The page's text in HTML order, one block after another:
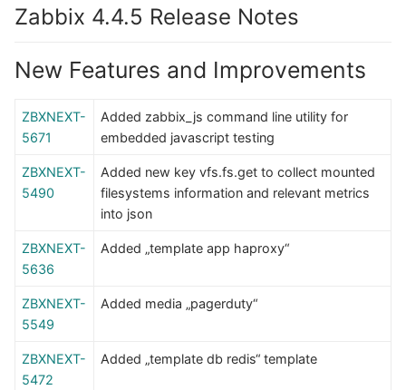
Zabbix 4.4.5 Release Notes
New Features and Improvements
ZBXNEXT-
5671
Added zabbix_js command line utility for
embedded javascript testing
ZBXNEXT-
5490
Added new key vfs.fs.get to collect mounted
filesystems information and relevant metrics
into json
ZBXNEXT-
5636
Added „template app haproxy“
ZBXNEXT-
5549
Added media „pagerduty“
ZBXNEXT-
5472
Added „template db redis“ template